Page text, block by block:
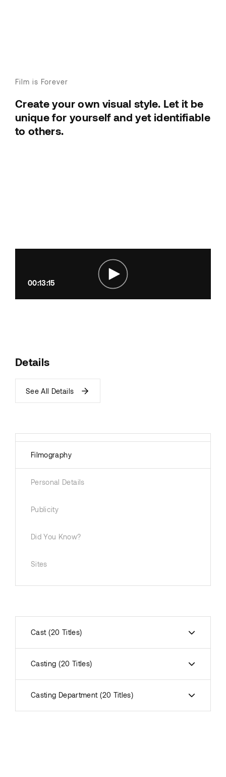
Film is Forever
Create your own visual style. Let it be
unique for yourself and yet identifiable
to others.
00:13:15
Details
See All Details
Filmography
Personal Details
Publicity
Did You Know?
Sites
Cast 20 Titles
Casting 20 Titles
Casting Department 20 Titles